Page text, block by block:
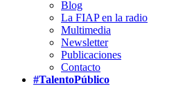
Blog
La FIAP en la radio
Multimedia
Newsletter
Publicaciones
Contacto
#TalentoPúblico